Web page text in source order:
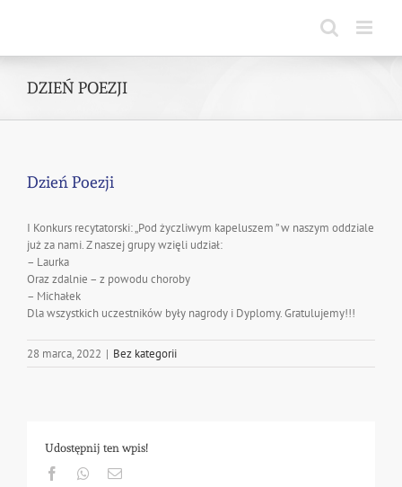
DZIEŃ POEZJI
Dzień Poezji
I Konkurs recytatorski: „Pod życzliwym kapeluszem ” w naszym oddziale
już za nami. Z naszej grupy wzięli udział:
– Laurka
Oraz zdalnie – z powodu choroby
– Michałek
Dla wszystkich uczestników były nagrody i Dyplomy. Gratulujemy!!!
28 marca, 2022 | Bez kategorii
Udostępnij ten wpis!
FacebookWhatsapp
Email